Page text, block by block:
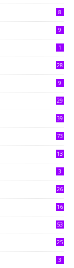
8
9
1
28
9
29
39
73
13
3
26
16
53
25
3